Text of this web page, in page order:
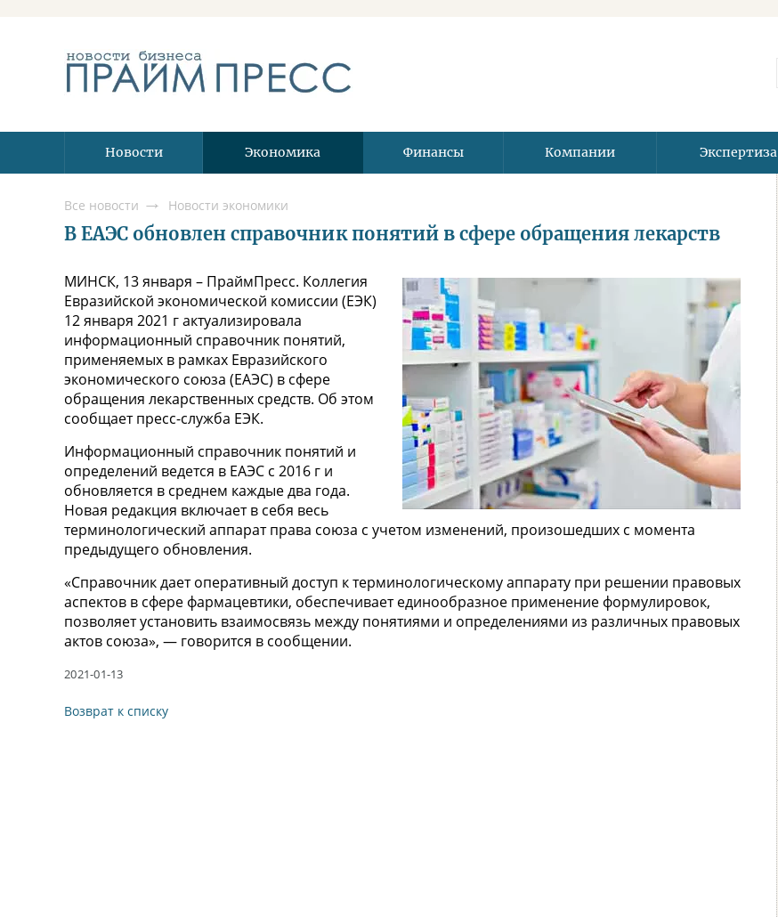
Новости Экономика Финансы Компании Экспертиза
Все новости Новости экономики
В ЕАЭС обновлен справочник понятий в сфере обращения лекарств
МИНСК, 13 января – ПраймПресс. Коллегия
Евразийской экономической комиссии (ЕЭК)
12 января 2021 г актуализировала
информационный справочник понятий,
применяемых в рамках Евразийского
экономического союза (ЕАЭС) в сфере
обращения лекарственных средств. Об этом
сообщает пресс-служба ЕЭК.
Информационный справочник понятий и
определений ведется в ЕАЭС с 2016 г и
обновляется в среднем каждые два года.
Новая редакция включает в себя весь
терминологический аппарат права союза с учетом изменений, произошедших с момента
предыдущего обновления.
«Справочник дает оперативный доступ к терминологическому аппарату при решении правовых
аспектов в сфере фармацевтики, обеспечивает единообразное применение формулировок,
позволяет установить взаимосвязь между понятиями и определениями из различных правовых
актов союза», — говорится в сообщении.
2021-01-13
Возврат к списку